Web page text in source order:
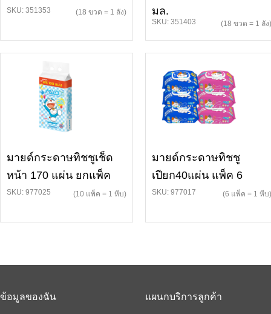
SKU: 351353 (18 ขวด = 1 ลัง)
มล.
SKU: 351403 (18 ขวด = 1 ลัง)
มายด์กระดาษทิชชูเช็ด
หน้า 170 แผ่น ยกแพ็ค
SKU: 977025 (10 แพ็ค = 1 หีบ)
มายด์กระดาษทิชชู
เปียก40แผ่น แพ็ค 6
SKU: 977017 (6 แพ็ค = 1 หีบ)
ข้อมูลของฉัน แผนกบริการลูกค้า